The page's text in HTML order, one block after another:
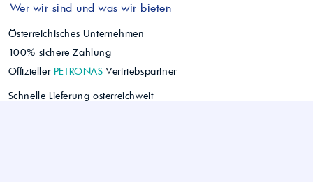
Wer wir sind und was wir bieten
Österreichisches Unternehmen
100% sichere Zahlung
Offizieller PETRONAS Vertriebspartner
Schnelle Lieferung österreichweit